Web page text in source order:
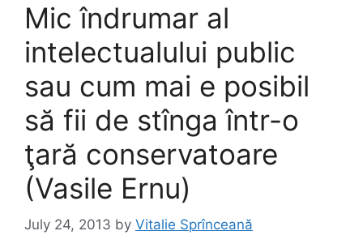
Mic îndrumar al
intelectualului public
sau cum mai e posibil
să fii de stînga într-o
ţară conservatoare
(Vasile Ernu)
July 24, 2013 by Vitalie Sprînceană